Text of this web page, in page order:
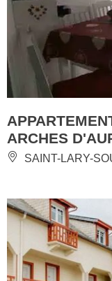
ARCHES
SAINT-LARY-